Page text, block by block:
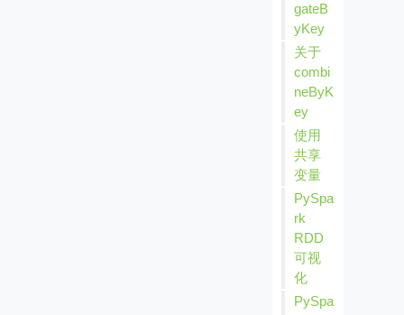
gateB
yKey
关于
combi
neByK
ey
使用
共享
变量
PySpa
rk
RDD
可视
化
PySpa